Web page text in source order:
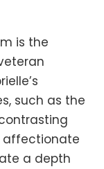
is the
such as the
affectionate
a depth